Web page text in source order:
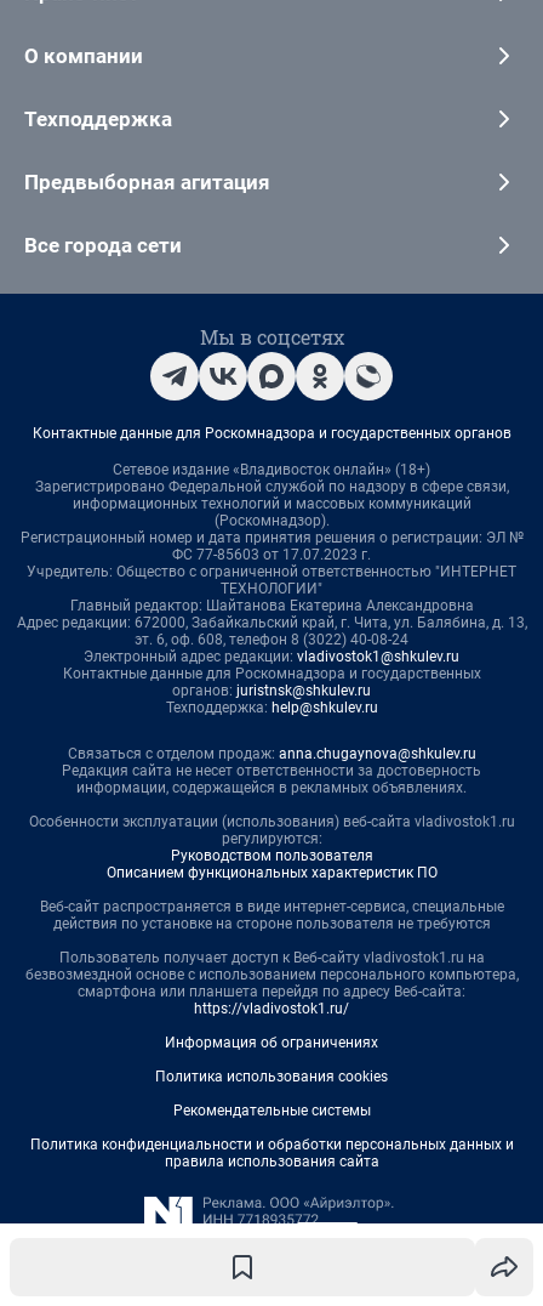
О компании
Техподдержка
Предвыборная агитация
Все города сети
Мы в соцсетях
Контактные данные для Роскомнадзора и государственных органов
Сетевое издание «Владивосток онлайн» (18+)
Зарегистрировано Федеральной службой по надзору в сфере связи,
информационных технологий и массовых коммуникаций
(Роскомнадзор).
Регистрационный номер и дата принятия решения о регистрации: ЭЛ №
ФС 77-85603 от 17.07.2023 г.
Учредитель: Общество с ограниченной ответственностью "ИНТЕРНЕТ
ТЕХНОЛОГИИ"
Главный редактор: Шайтанова Екатерина Александровна
Адрес редакции: 672000, Забайкальский край, г. Чита, ул. Балябина, д. 13,
эт. 6, оф. 608, телефон 8 (3022) 40-08-24
Электронный адрес редакции: vladivostok1@shkulev.ru
Контактные данные для Роскомнадзора и государственных
органов: juristnsk@shkulev.ru
Техподдержка: help@shkulev.ru
Связаться с отделом продаж: anna.chugaynova@shkulev.ru
Редакция сайта не несет ответственности за достоверность
информации, содержащейся в рекламных объявлениях.
Особенности эксплуатации (использования) веб-сайта vladivostok1.ru
регулируются:
Руководством пользователя
Описанием функциональных характеристик ПО
Веб-сайт распространяется в виде интернет-сервиса, специальные
действия по установке на стороне пользователя не требуются
Пользователь получает доступ к Веб-сайту vladivostok1.ru на
безвозмездной основе с использованием персонального компьютера,
смартфона или планшета перейдя по адресу Веб-сайта:
https://vladivostok1.ru/
Информация об ограничениях
Политика использования cookies
Рекомендательные системы
Политика конфиденциальности и обработки персональных данных и
правила использования сайта